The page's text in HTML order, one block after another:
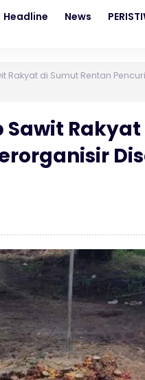
Headline News
Rakyat di Sumut Rentan